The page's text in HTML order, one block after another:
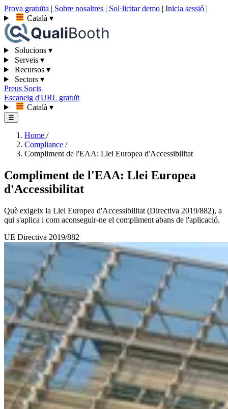
Prova gratuïta | Sobre nosaltres | Sol·licitar demo | Inicia sessió |
Català ▾
Solucions ▾
Serveis ▾
Recursos ▾
Sectors ▾
Preus Socis
Escaneig d'URL gratuït
Català ▾
☰
Home /
Compliance /
Compliment de l'EAA: Llei Europea d'Accessibilitat
Compliment de l'EAA: Llei Europea
d'Accessibilitat
Què exigeix la Llei Europea d'Accessibilitat (Directiva 2019/882), a
qui s'aplica i com aconseguir-ne el compliment abans de l'aplicació.
UE Directiva 2019/882